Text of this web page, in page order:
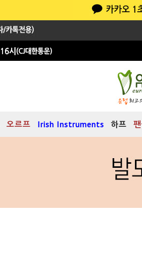
오르프 Irish Instruments 하프